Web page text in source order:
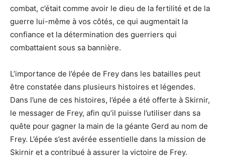
combat, c’était comme avoir le dieu de la fertilité et de la
guerre lui-même à vos côtés, ce qui augmentait la
confiance et la détermination des guerriers qui
combattaient sous sa bannière.
L’importance de l’épée de Frey dans les batailles peut
être constatée dans plusieurs histoires et légendes.
Dans l’une de ces histoires, l’épée a été offerte à Skirnir,
le messager de Frey, afin qu’il puisse l’utiliser dans sa
quête pour gagner la main de la géante Gerd au nom de
Frey. L’épée s’est avérée essentielle dans la mission de
Skirnir et a contribué à assurer la victoire de Frey.